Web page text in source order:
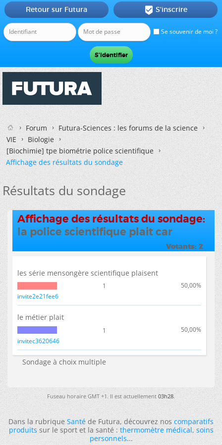
Se souvenir de moi ?
Retour sur Futura  S'inscrire
Forum
Futura-Sciences : les forums de la science
VIE
Biologie
[Biochimie] tpe biométrie police scientifique
Affichage des résultats du sondage
Résultats du sondage
Affichage des résultats du sondage:
la police scientifique plait car
Votants 2.
les série mensongère scientifique plaisent
1
50,00%
invite2e21fee6
le métier plait
1
50,00%
invitec3620646
Sondage à choix multiple
Fuseau horaire GMT +1. Il est actuellement03h28.
Dans la rubriqueSantéde Futura, découvrez noscomparatifs
produitssur le sport et la santé :thermomètre médical,soins
personnels...